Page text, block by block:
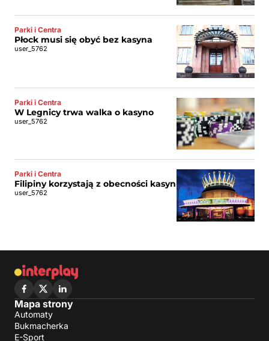
Parki i Centra
Płock musi się obyć bez kasyna
user_5762
Parki i Centra
W Legnicy trwa walka o kasyno
user_5762
Parki i Centra
Filipiny korzystają z obecności kasyn
user_5762
Mapa strony
Automaty
Bukmacherka
E-Sport